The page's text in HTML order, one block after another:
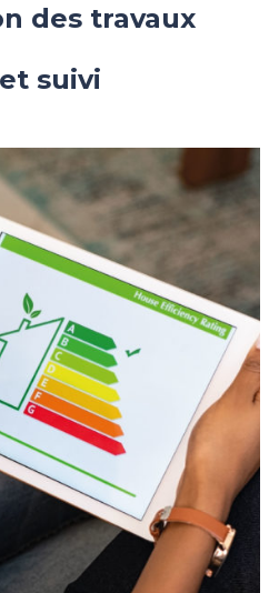
des travaux
suivi